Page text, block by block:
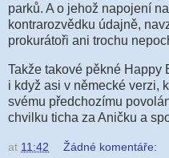
parků. A o jehož napojení
kontrarozvědku údajně,
prokurátoři ani trochu
Takže takové pěkné Happy
i když asi v německé verzi,
svému předchozímu
chvilku ticha za Aničku a
at 11:42 Žádné komentáře: